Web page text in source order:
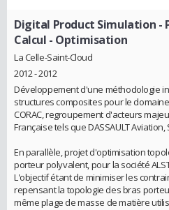
Digital Product Simulation -
Calcul - Optimisation
La Celle-Saint-Cloud
2012 - 2012
Développement d'une méthodologie
structures composites pour le
CORAC, regroupement d'acteurs
Française tels que DASSAULT Aviation,
En parallèle, projet d'optimisation
porteur polyvalent, pour la société
L'objectif étant de minimiser les
repensant la topologie des bras
même plage de masse de matière